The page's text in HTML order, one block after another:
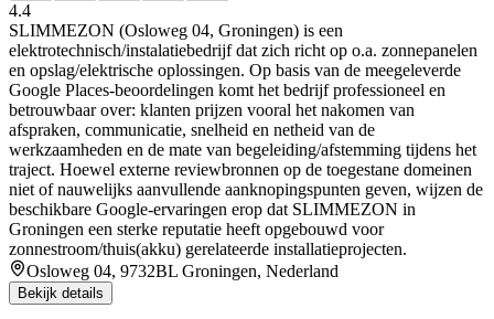
4.4
SLIMMEZON (Osloweg 04, Groningen) is een
elektrotechnisch/instalatiebedrijf dat zich richt op o.a. zonnepanelen
en opslag/elektrische oplossingen. Op basis van de meegeleverde
Google Places-beoordelingen komt het bedrijf professioneel en
betrouwbaar over: klanten prijzen vooral het nakomen van
afspraken, communicatie, snelheid en netheid van de
werkzaamheden en de mate van begeleiding/afstemming tijdens het
traject. Hoewel externe reviewbronnen op de toegestane domeinen
niet of nauwelijks aanvullende aanknopingspunten geven, wijzen de
beschikbare Google-ervaringen erop dat SLIMMEZON in
Groningen een sterke reputatie heeft opgebouwd voor
zonnestroom/thuis(akku) gerelateerde installatieprojecten.
Osloweg 04, 9732BL Groningen, Nederland
Bekijk details